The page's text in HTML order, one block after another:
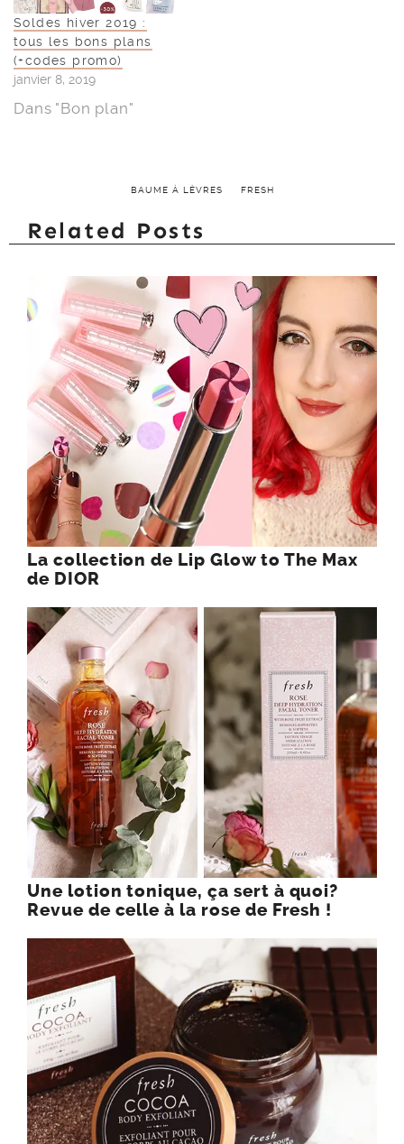
Soldes hiver 2019 :
tous les bons plans
(+codes promo)
janvier 8, 2019
Dans "Bon plan"
BAUME À LÈVRES FRESH
Related Posts
La collection de Lip Glow to The Max
de DIOR
Une lotion tonique, ça sert à quoi?
Revue de celle à la rose de Fresh !